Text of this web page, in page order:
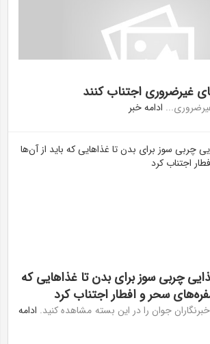
غیرضروری اجتناب کنند
ادامه خبر
چربی سوز برای بدن تا غذا‌هایی که
سحر و افطار اجتناب کرد
خبرنگاران جوان را در این بسته مشاهده کنید. ادامه